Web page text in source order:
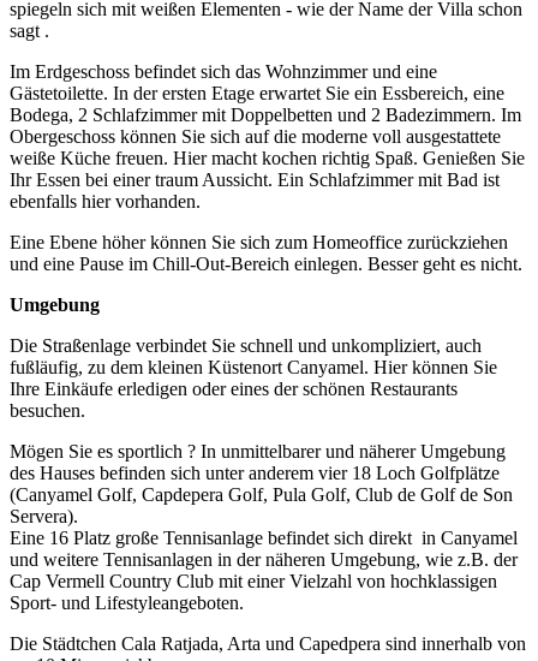
spiegeln sich mit weißen Elementen - wie der Name der Villa schon
sagt .
Im Erdgeschoss befindet sich das Wohnzimmer und eine
Gästetoilette. In der ersten Etage erwartet Sie ein Essbereich, eine
Bodega, 2 Schlafzimmer mit Doppelbetten und 2 Badezimmern. Im
Obergeschoss können Sie sich auf die moderne voll ausgestattete
weiße Küche freuen. Hier macht kochen richtig Spaß. Genießen Sie
Ihr Essen bei einer traum Aussicht. Ein Schlafzimmer mit Bad ist
ebenfalls hier vorhanden.
Eine Ebene höher können Sie sich zum Homeoffice zurückziehen
und eine Pause im Chill-Out-Bereich einlegen. Besser geht es nicht.
Umgebung
Die Straßenlage verbindet Sie schnell und unkompliziert, auch
fußläufig, zu dem kleinen Küstenort Canyamel. Hier können Sie
Ihre Einkäufe erledigen oder eines der schönen Restaurants
besuchen.
Mögen Sie es sportlich ? In unmittelbarer und näherer Umgebung
des Hauses befinden sich unter anderem vier 18 Loch Golfplätze
(Canyamel Golf, Capdepera Golf, Pula Golf, Club de Golf de Son
Servera).
Eine 16 Platz große Tennisanlage befindet sich direkt in Canyamel
und weitere Tennisanlagen in der näheren Umgebung, wie z.B. der
Cap Vermell Country Club mit einer Vielzahl von hochklassigen
Sport- und Lifestyleangeboten.
Die Städtchen Cala Ratjada, Arta und Capedpera sind innerhalb von